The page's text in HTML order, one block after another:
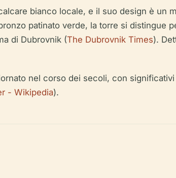
bianco locale, e il suo design è un
patinato verde, la torre si distingue
di Dubrovnik (The Dubrovnik Times).
nel corso dei secoli, con
- Wikipedia).